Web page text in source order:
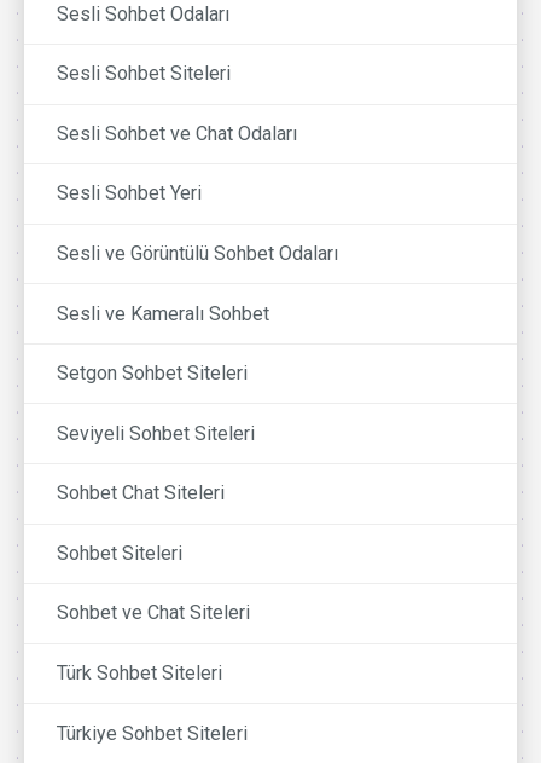
Sesli Sohbet Odaları
Sesli Sohbet Siteleri
Sesli Sohbet ve Chat Odaları
Sesli Sohbet Yeri
Sesli ve Görüntülü Sohbet Odaları
Sesli ve Kameralı Sohbet
Setgon Sohbet Siteleri
Seviyeli Sohbet Siteleri
Sohbet Chat Siteleri
Sohbet Siteleri
Sohbet ve Chat Siteleri
Türk Sohbet Siteleri
Türkiye Sohbet Siteleri